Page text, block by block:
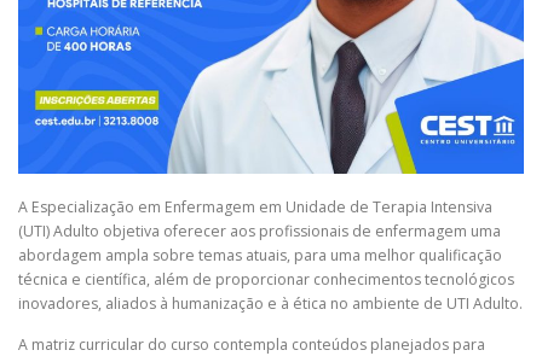
A Especialização em Enfermagem em Unidade de Terapia Intensiva
(UTI) Adulto objetiva oferecer aos profissionais de enfermagem uma
abordagem ampla sobre temas atuais, para uma melhor qualificação
técnica e científica, além de proporcionar conhecimentos tecnológicos
inovadores, aliados à humanização e à ética no ambiente de UTI Adulto.
A matriz curricular do curso contempla conteúdos planejados para